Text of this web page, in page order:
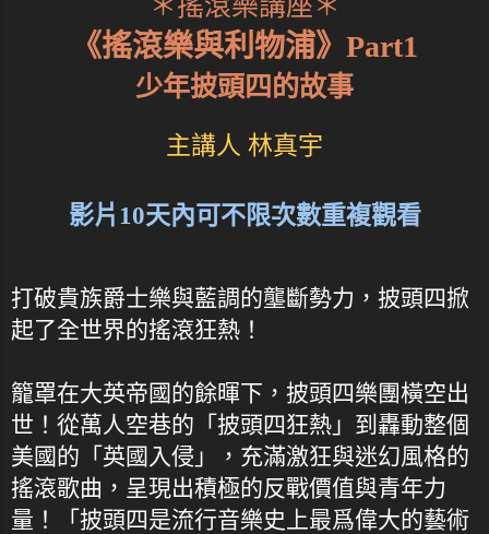
《搖滾樂與利物浦》Part1
少年披頭四的故事
主講人 林真宇
影片10天內可不限次數重複觀看
打破貴族爵士樂與藍調的壟斷勢力，披頭四掀
起了全世界的搖滾狂熱！
籠罩在大英帝國的餘暉下，披頭四樂團橫空出
世！從萬人空巷的「披頭四狂熱」到轟動整個
美國的「英國入侵」，充滿激狂與迷幻風格的
搖滾歌曲，呈現出積極的反戰價值與青年力
量！「披頭四是流行音樂史上最爲偉大的藝術